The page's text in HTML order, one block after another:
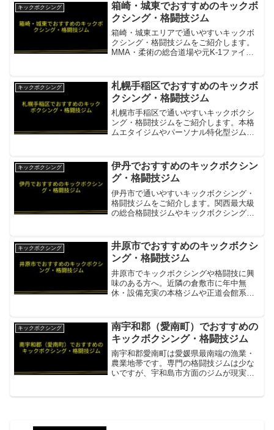
ト・駐車場・24...
キックボクシング
箱崎・城東でおすすめのキックボ
クシング・格闘技ジム
箱崎・城東エリアで通いやすいキックボ
クシング・格闘技ジムをご紹介します。
MMA・柔術の総合道場や元K-1ファイタ
ク・柔術の総合格闘技ジム・競技志向に
も対応項目内容所在...
キックボクシング
札幌手稲区でおすすめのキックボ
クシング・格闘技ジム
札幌市手稲区で通いやすいキックボクシ
ング・格闘技ジムをご紹介します。本格
ムエタイジムやパーソナル特化型ジムが
区から地下鉄・JRでアクセス可能項目内
容所在地／最寄駅札幌...
キックボクシング
伊丹でおすすめのキックボクシン
グ・格闘技ジム
伊丹市で通いやすいキックボクシング・
格闘技ジムをご紹介します。関西最大級
の総合格闘技ジムやキックボクシング専
ジム・キックボクシング・柔術・MMAな
ど多彩項目内容...
キックボクシング
井原市でおすすめのキックボクシ
ング・格闘技ジム
井原市でキックボクシングや格闘技に興
味のある方へ。近隣の倉敷市に年中無
休・設備充実の本格ジムや正道会館系道
国道313号・倉敷方面へのアクセス可・リ
ング・サンドバッグ・ウ...
キックボクシング
南宇和郡（愛南町）でおすすめの
キックボクシング・格闘技ジム
南宇和郡愛南町は愛媛県最南端の漁業・
農業地帯です。専門の格闘技ジムは少な
いですが、宇和島市方面のジムが現実的